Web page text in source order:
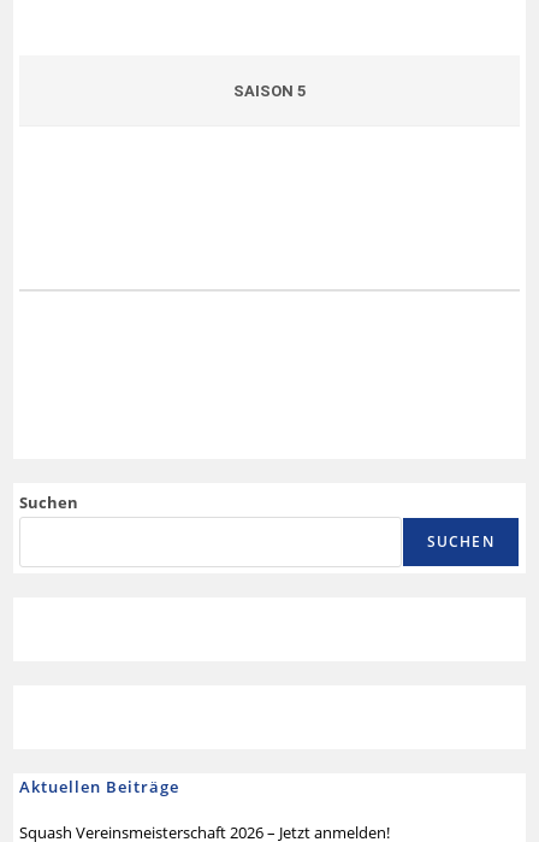
SAISON 5
Suchen
SUCHEN
Aktuellen Beiträge
Squash Vereinsmeisterschaft 2026 – Jetzt anmelden!